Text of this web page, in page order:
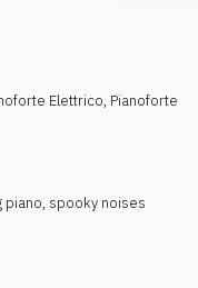
Elettrico, Pianoforte
piano, spooky noises